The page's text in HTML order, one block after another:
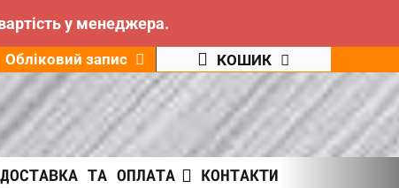
у менеджера.
Обліковий запис КОШИК
ДОСТАВКА ТА ОПЛАТА
КОНТАКТИ